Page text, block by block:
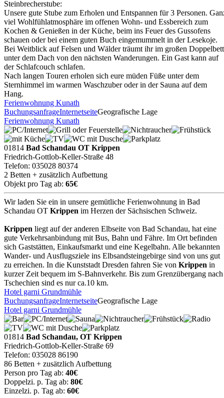
Steinbrecherstube:
Unsere gute Stube zum Erholen und Entspannen für 3 Personen.
viel Wohlfühlatmosphäre im offenen Wohn- und Essbereich zum
Kochen & Genießen in der Küche, beim ins Feuer des Gussofens
schauen oder bei einem guten Buch eingemummelt in der Lesekoje.
Bei Weitblick auf Felsen und Wälder träumt ihr im großen Doppelbett
unter dem Dach von den nächsten Wanderungen. Ein Gast kann auf
der Schlafcouch schlafen.
Nach langen Touren erholen sich eure müden Füße unter dem
Sternhimmel im warmen Waschzuber oder in der Sauna auf dem
Hang.
Ferienwohnung Kunath
BuchungsanfrageInternetseiteGeografische Lage
Ferienwohnung Kunath
01814 Bad Schandau OT Krippen
Friedrich-Gottlob-Keller-Straße 48
Telefon: 035028 80374
2 Betten + zusätzlich Aufbettung
Objekt pro Tag ab: 65€
Wir laden Sie ein in unsere gemütliche Ferienwohnung in Bad
Schandau OT Krippen im Herzen der Sächsischen Schweiz.
Krippen liegt auf der anderen Elbseite von Bad Schandau, hat eine
gute Verkehrsanbindung mit Bus, Bahn und Fähre. Im Ort befinden
sich Gaststätten, Einkaufsmarkt und eine Kegelbahn. Alle bekannten
Wander- und Ausflugsziele ins Elbsandsteingebirge sind von uns gut
zu erreichen. In die Kunststadt Dresden fahren Sie von Krippen in
kurzer Zeit bequem im S-Bahnverkehr. Bis zum Grenzübergang nach
Tschechien sind es nur ca.10 km.
Hotel garni Grundmühle
BuchungsanfrageInternetseiteGeografische Lage
Hotel garni Grundmühle
01814 Bad Schandau, OT Krippen
Friedrich-Gottlob-Keller-Straße 69
Telefon: 035028 86190
86 Betten + zusätzlich Aufbettung
Person pro Tag ab: 40€
Doppelzi. p. Tag ab: 80€
Einzelzi. p. Tag ab: 60€